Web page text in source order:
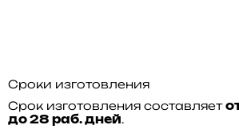
Сроки изготовления
Срок изготовления составляет
до 28 раб. дней.